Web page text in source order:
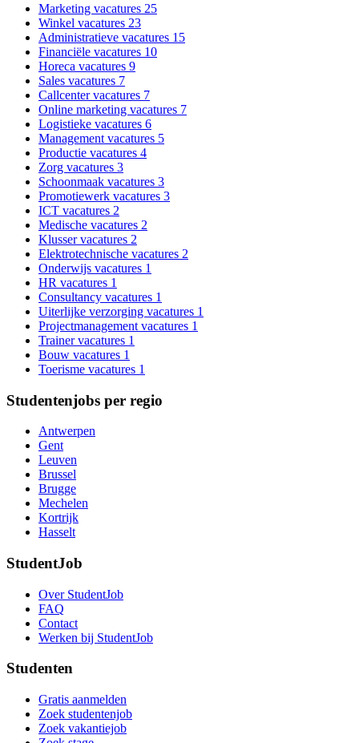
Marketing vacatures 25
Winkel vacatures 23
Administratieve vacatures 15
Financiële vacatures 10
Horeca vacatures 9
Sales vacatures 7
Callcenter vacatures 7
Online marketing vacatures 7
Logistieke vacatures 6
Management vacatures 5
Productie vacatures 4
Zorg vacatures 3
Schoonmaak vacatures 3
Promotiewerk vacatures 3
ICT vacatures 2
Medische vacatures 2
Klusser vacatures 2
Elektrotechnische vacatures 2
Onderwijs vacatures 1
HR vacatures 1
Consultancy vacatures 1
Uiterlijke verzorging vacatures 1
Projectmanagement vacatures 1
Trainer vacatures 1
Bouw vacatures 1
Toerisme vacatures 1
Studentenjobs per regio
Antwerpen
Gent
Leuven
Brussel
Brugge
Mechelen
Kortrijk
Hasselt
StudentJob
Over StudentJob
FAQ
Contact
Werken bij StudentJob
Studenten
Gratis aanmelden
Zoek studentenjob
Zoek vakantiejob